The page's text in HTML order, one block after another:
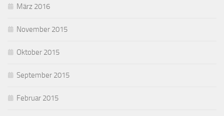
März 2016
November 2015
Oktober 2015
September 2015
Februar 2015